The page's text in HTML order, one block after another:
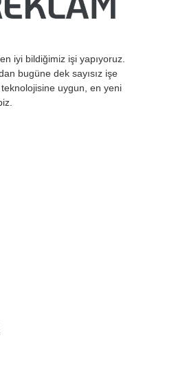
iyi bildiğimiz işi yapıyoruz.
bugüne dek sayısız işe
teknolojisine uygun, en yeni